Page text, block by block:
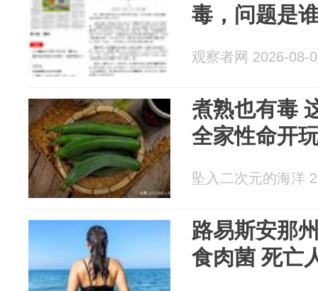
毒，问题是
观察者网 2026-08-
煮熟也有毒
全家性命开
坠入二次元的海洋
路易斯安那
食肉菌 死亡